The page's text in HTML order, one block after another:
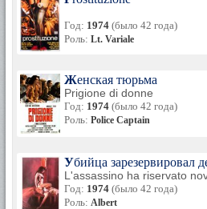
Год: 1974 (было 42 года)
Роль: Lt. Variale
Женская тюрьма
Prigione di donne
Год: 1974 (было 42 года)
Роль: Police Captain
Убийца зарезервировал
L'assassino ha riservato
Год: 1974 (было 42 года)
Роль: Albert